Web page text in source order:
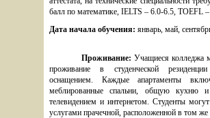
балл по математике, IELTS – 6.0-6.5, TOEFL –
Дата начала обучения: январь, май,
Проживание: Учащиеся колледжа
проживание в студенческой
оснащением. Каждые апартаменты
меблированные спальни, общую кухню
телевидением и интернетом. Студенты могут
услугами прачечной, расположенной в том же